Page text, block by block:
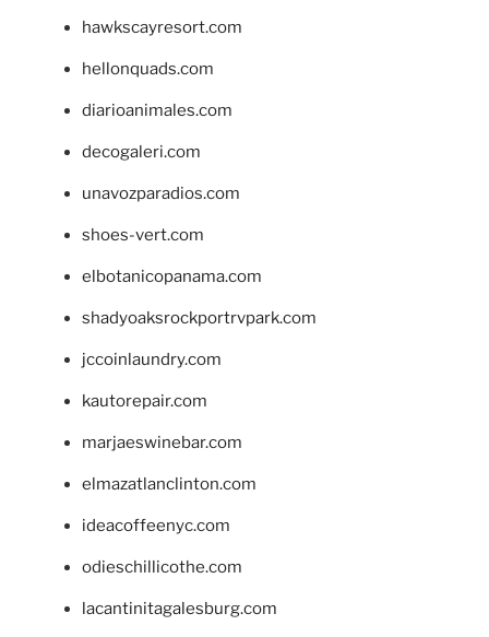
hawkscayresort.com
hellonquads.com
diarioanimales.com
decogaleri.com
unavozparadios.com
shoes-vert.com
elbotanicopanama.com
shadyoaksrockportrvpark.com
jccoinlaundry.com
kautorepair.com
marjaeswinebar.com
elmazatlanclinton.com
ideacoffeenyc.com
odieschillicothe.com
lacantinitagalesburg.com